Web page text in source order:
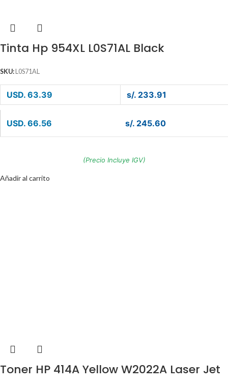
Tinta Hp 954XL L0S71AL Black
SKU:L0S71AL
USD. 63.39 s/. 233.91
USD. 66.56 s/. 245.60
(Precio Incluye IGV)
Añadir al carrito
Toner HP 414A Yellow W2022A Laser Jet